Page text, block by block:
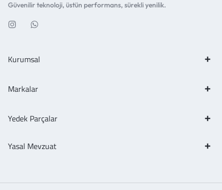
Güvenilir teknoloji, üstün performans, sürekli yenilik.
Kurumsal
Markalar
Yedek Parçalar
Yasal Mevzuat